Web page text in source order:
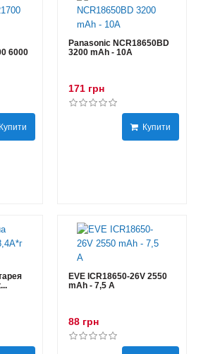
6000
Купити
Panasonic NCR18650BD
3200 mAh - 10А
171 грн
Купити
EVE ICR18650-26V 2550
mAh - 7,5 А
88 грн